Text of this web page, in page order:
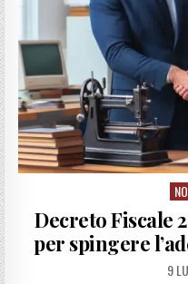
Decreto Fiscale
per spingere
9